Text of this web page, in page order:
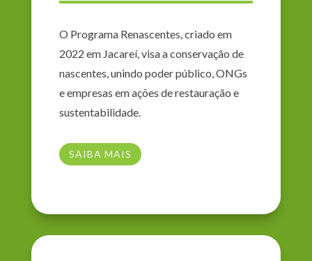
O Programa Renascentes, criado em
2022 em Jacareí, visa a conservação de
nascentes, unindo poder público, ONGs
e empresas em ações de restauração e
sustentabilidade.
SAIBA MAIS